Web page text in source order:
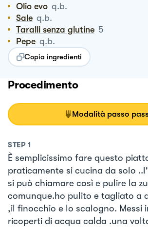
Olio evo q.b.
Sale q.b.
Taralli senza glutine 5
Pepe q.b.
Copia ingredienti
Procedimento
Modalità passo
STEP 1
È semplicissimo fare questo
praticamente si cucina da solo
si può chiamare così e pulire la
comunque.ho pulito e tagliato a
,il finocchio e lo scalogno. Messi
ricoperti di acqua calda .una